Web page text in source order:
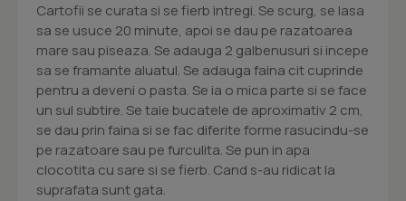
Cartofii se curata si se fierb intregi. Se scurg, se lasa
sa se usuce 20 minute, apoi se dau pe razatoarea
mare sau piseaza. Se adauga 2 galbenusuri si incepe
sa se framante aluatul. Se adauga faina cit cuprinde
pentru a deveni o pasta. Se ia o mica parte si se face
un sul subtire. Se taie bucatele de aproximativ 2 cm,
se dau prin faina si se fac diferite forme rasucindu-se
pe razatoare sau pe furculita. Se pun in apa
clocotita cu sare si se fierb. Cand s-au ridicat la
suprafata sunt gata.